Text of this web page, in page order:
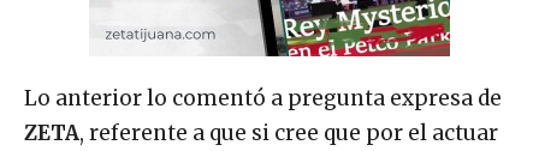
Lo anterior lo comentó a pregunta expresa de
ZETA, referente a que si cree que por el actuar